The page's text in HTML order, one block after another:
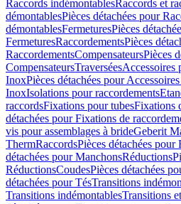
Raccords indémontablesRaccords et
démontablesPièces détachées pour
démontablesFermeturesPièces
FermeturesRaccordementsPièces
RaccordementsCompensateursPièces
CompensateursTraverséesAccessoires
InoxPièces détachées pour
InoxIsolations pour raccordements
raccordsFixations pour tubesFixations
détachées pour Fixations de
vis pour assemblages à brideGeberit
ThermRaccordsPièces détachées pour
détachées pour ManchonsRéductions
RéductionsCoudesPièces détachées
détachées pour TésTransitions
Transitions indémontablesTransitions